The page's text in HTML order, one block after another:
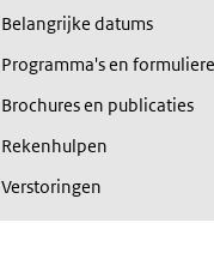
Belangrijke datums
Programma's en
Brochures en publicaties
Rekenhulpen
Verstoringen